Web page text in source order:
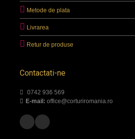
Metode de plata
Livrarea
Retur de produse
Contactati-ne
0742 936 569
E-mail: office@corturiromania.ro